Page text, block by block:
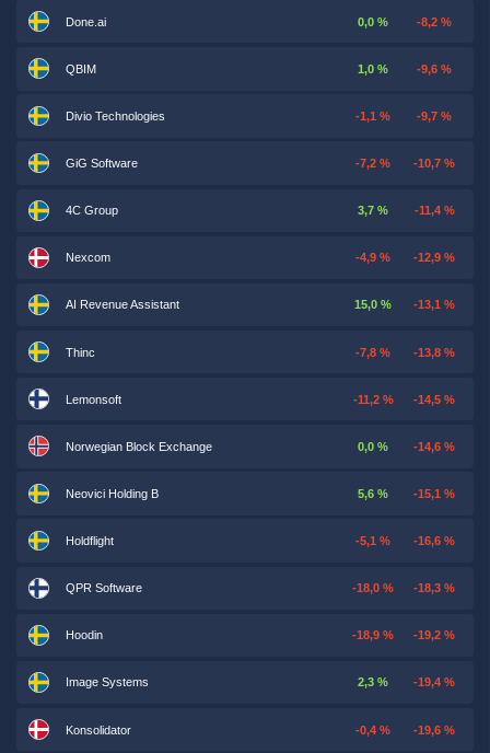
Done.ai 0,0 % -8,2 %
QBIM 1,0 % -9,6 %
Divio Technologies -1,1 % -9,7 %
GiG Software -7,2 % -10,7 %
4C Group 3,7 % -11,4 %
Nexcom -4,9 % -12,9 %
AI Revenue Assistant 15,0 % -13,1 %
Thinc -7,8 % -13,8 %
Lemonsoft -11,2 % -14,5 %
Norwegian Block Exchange 0,0 % -14,6 %
Neovici Holding B 5,6 % -15,1 %
Holdflight -5,1 % -16,6 %
QPR Software -18,0 % -18,3 %
Hoodin -18,9 % -19,2 %
Image Systems 2,3 % -19,4 %
Konsolidator -0,4 % -19,6 %